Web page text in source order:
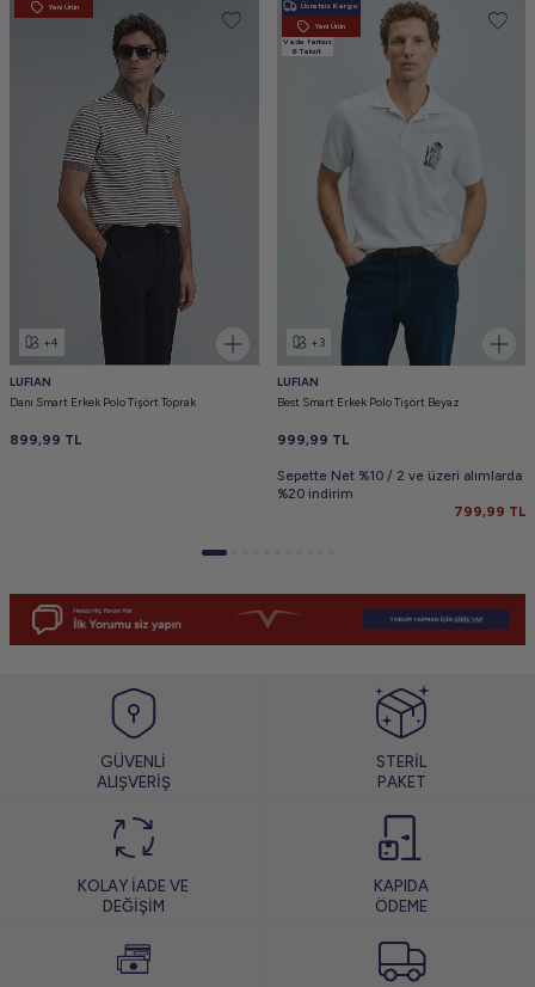
Yeni Ürün
+4
LUFIAN
Danı Smart Erkek Polo Tişört Toprak
899,99 TL
Ücretsiz Kargo
Yeni Ürün
Vade farksız
6 Taksit
+3
LUFIAN
Best Smart Erkek Polo Tişört Beyaz
999,99 TL
Sepette Net %10 / 2 ve üzeri alımlarda
%20 indirim
799,99 TL
GÜVENLİ
ALIŞVERİŞ
STERİL
PAKET
KOLAY İADE VE
DEĞİŞİM
KAPIDA
ÖDEME